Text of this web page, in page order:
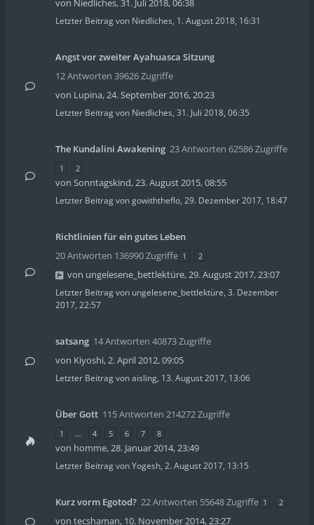
von Niedliches,31. Juli 2018, 06:38
Letzter Beitrag von Niedliches, 1. August 2018, 16:31
Angst vor zweiter Ayahuasca Sitzung
12 Antworten 39626 Zugriffe
von Lupina,24. September 2016, 20:23
Letzter Beitrag von Niedliches, 31. Juli 2018, 06:35
The Kundalini Awakening 23 Antworten 62586 Zugriffe
1 2
von Sonntagskind,23. August 2015, 08:55
Letzter Beitrag vongowiththeflo, 29. Dezember 2017, 18:47
Richtlinien für ein gutes Leben
20 Antworten 136990 Zugriffe 1 2
von ungelesene_bettlektüre,29. August 2017, 23:07
Letzter Beitrag von ungelesene_bettlektüre, 3. Dezember
2017, 22:57
satsang 14 Antworten 40873 Zugriffe
von Kiyoshi,2. April 2012, 09:05
Letzter Beitrag vonaisling, 13. August 2017, 13:06
Über Gott 115 Antworten 214272 Zugriffe
1 … 4 5 6 7 8
von homme,28. Januar 2014, 23:49
Letzter Beitrag vonYogesh, 2. August 2017, 13:15
Kurz vorm Egotod? 22 Antworten 55648 Zugriffe 1 2
von tecshaman, 10. November 2014, 23:27